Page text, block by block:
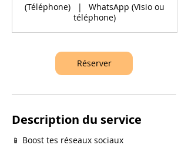
(Téléphone)
|
WhatsApp (Visio ou
téléphone)
Réserver
Description du service
📱 Boost tes réseaux sociaux